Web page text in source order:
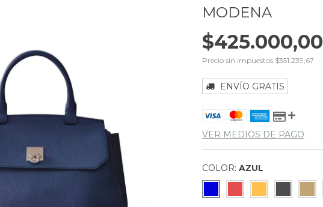
MODENA
$425.000,00
Precio sin impuestos $351.239,67
ENVÍO GRATIS
VER MEDIOS DE PAGO
COLOR: AZUL